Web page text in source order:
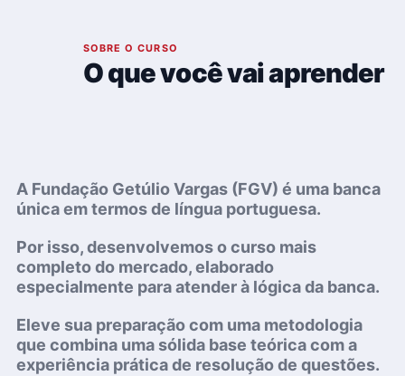
SOBRE O CURSO
O que você vai aprender
A Fundação Getúlio Vargas (FGV) é uma banca
única em termos de língua portuguesa.
Por isso, desenvolvemos o curso mais
completo do mercado, elaborado
especialmente para atender à lógica da banca.
Eleve sua preparação com uma metodologia
que combina uma sólida base teóricacom a
experiênciaprática de resolução de questões.